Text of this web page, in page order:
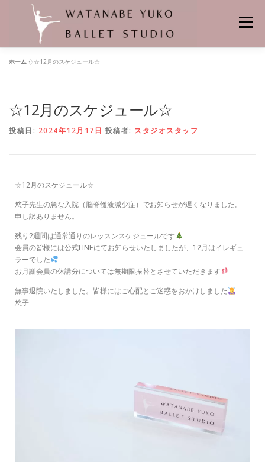
メニュー
悠子先生プロフィール バレエの先生 舞台の記憶
よくあるお問合せ 申し込み・問い合わせ
ホーム »☆12月のスケジュール☆
☆12月のスケジュール☆
投稿日: 2024年12月17日 投稿者: スタジオスタッフ
☆12月のスケジュール☆
悠子先生の急な入院（脳脊髄液減少症）でお知らせが遅くなりました。
申し訳ありません。
残り2週間は通常通りのレッスンスケジュールです
会員の皆様には公式LINEにてお知らせいたしましたが、12月はイレギュ
ラーでした
お月謝会員の休講分については無期限振替とさせていただきます
無事退院いたしました。皆様にはご心配とご迷惑をおかけしました
悠子